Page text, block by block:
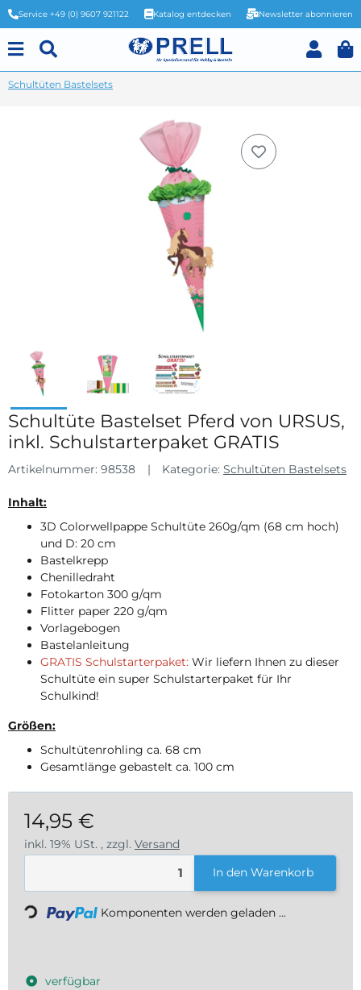
Service +49 (0) 9607 921122 Katalog entdecken Newsletter abonnieren
Schultüten Bastelsets
Schultüte Bastelset Pferd von URSUS,
inkl. Schulstarterpaket GRATIS
Artikelnummer: 98538 Kategorie: Schultüten Bastelsets
Inhalt:
3D Colorwellpappe Schultüte 260g/qm (68 cm hoch)
und D: 20 cm
Bastelkrepp
Chenilledraht
Fotokarton 300 g/qm
Flitter paper 220 g/qm
Vorlagebogen
Bastelanleitung
GRATIS Schulstarterpaket: Wir liefern Ihnen zu dieser
Schultüte ein super Schulstarterpaket für Ihr
Schulkind!
Größen:
Schultütenrohling ca. 68 cm
Gesamtlänge gebastelt ca. 100 cm
14,95 €
inkl. 19% USt. , zzgl. Versand
In den Warenkorb
Loading... Komponenten werden geladen ...
verfügbar